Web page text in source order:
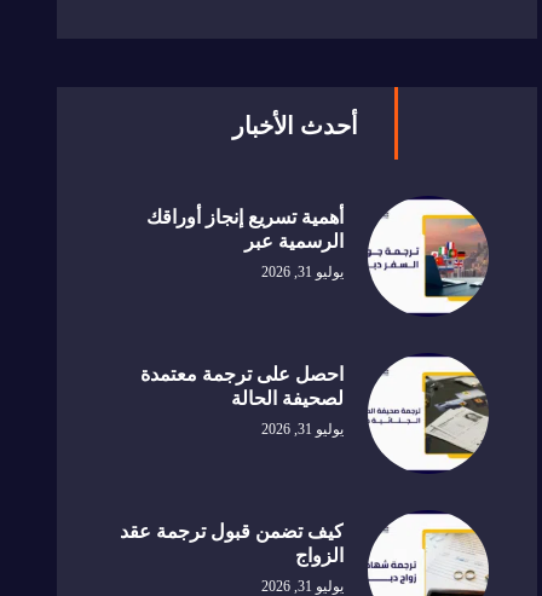
أحدث الأخبار
أهمية تسريع إنجاز أوراقك
الرسمية عبر
يوليو 31, 2026
احصل على ترجمة معتمدة
لصحيفة الحالة
يوليو 31, 2026
كيف تضمن قبول ترجمة عقد
الزواج
يوليو 31, 2026